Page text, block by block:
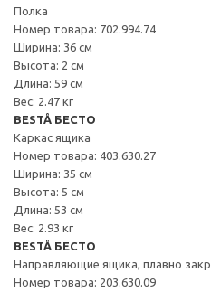
Полка
Номер товара: 702.994.74
Ширина: 36 см
Высота: 2 см
Длина: 59 см
Вес: 2.47 кг
BESTÅ БЕСТО
Каркас ящика
Номер товара: 403.630.27
Ширина: 35 см
Высота: 5 см
Длина: 53 см
Вес: 2.93 кг
BESTÅ БЕСТО
Направляющие ящика, плавно закр
Номер товара: 203.630.09